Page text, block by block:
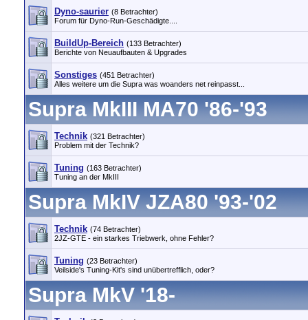
Dyno-saurier (8 Betrachter)
Forum für Dyno-Run-Geschädigte....
BuildUp-Bereich (133 Betrachter)
Berichte von Neuaufbauten & Upgrades
Sonstiges (451 Betrachter)
Alles weitere um die Supra was woanders net reinpasst...
Supra MkIII MA70 '86-'93
Technik (321 Betrachter)
Problem mit der Technik?
Tuning (163 Betrachter)
Tuning an der MkIII
Supra MkIV JZA80 '93-'02
Technik (74 Betrachter)
2JZ-GTE - ein starkes Triebwerk, ohne Fehler?
Tuning (23 Betrachter)
Veilside's Tuning-Kit's sind unübertrefflich, oder?
Supra MkV '18-